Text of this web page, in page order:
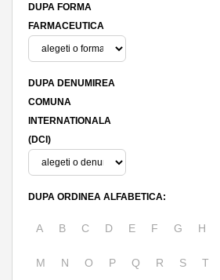
DUPA FORMA
FARMACEUTICA
DUPA DENUMIREA
COMUNA
INTERNATIONALA
(DCI)
DUPA ORDINEA ALFABETICA:
A B C D E F G H
M N O P Q R S T